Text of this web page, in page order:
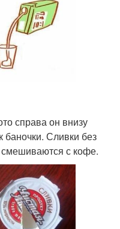
справа он внизу
баночки. Сливки без
с кофе.